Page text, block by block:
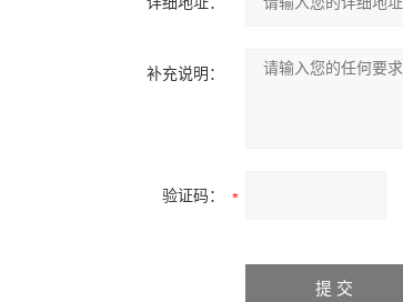
补充说明：
验证码：